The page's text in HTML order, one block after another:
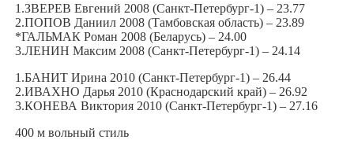
1.ЗВЕРЕВ Евгений 2008 (Санкт-Петербург-1) – 23.77
2.ПОПОВ Даниил 2008 (Тамбовская область) – 23.89
*ГАЛЬМАК Роман 2008 (Беларусь) – 24.00
3.ЛЕНИН Максим 2008 (Санкт-Петербург-1) – 24.14
1.БАНИТ Ирина 2010 (Санкт-Петербург-1) – 26.44
2.ИВАХНО Дарья 2010 (Краснодарский край) – 26.92
3.КОНЕВА Виктория 2010 (Санкт-Петербург-1) – 27.16
400 м вольный стиль